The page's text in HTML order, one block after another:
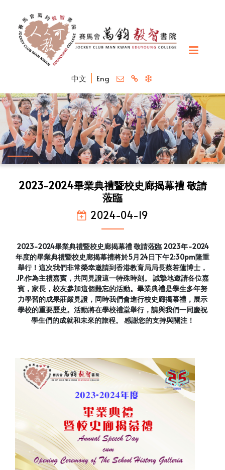
中文 Eng
2023-2024畢業典禮暨校史廊揭幕禮 敬請
蒞臨
2024-04-19
2023-2024畢業典禮暨校史廊揭幕禮 敬請蒞臨 2023年-2024
年度的畢業典禮暨校史廊揭幕禮將於5月24日下午2:30pm隆重
舉行！這次我們非常榮幸邀請到香港教育局局長蔡若蓮博士，
JP.作為主禮嘉賓，共同見證這一特殊時刻。 誠摯地邀請各位嘉
賓，家長，校友參加這個難忘的活動。畢業典禮是學生多年努
力學習的成果莊嚴見證，同時我們會進行校史廊揭幕禮，展示
學校的重要歷史。活動將在學校禮堂舉行，請與我們一同慶祝
學生們的成就和未來的旅程。 感謝您的支持與關注！